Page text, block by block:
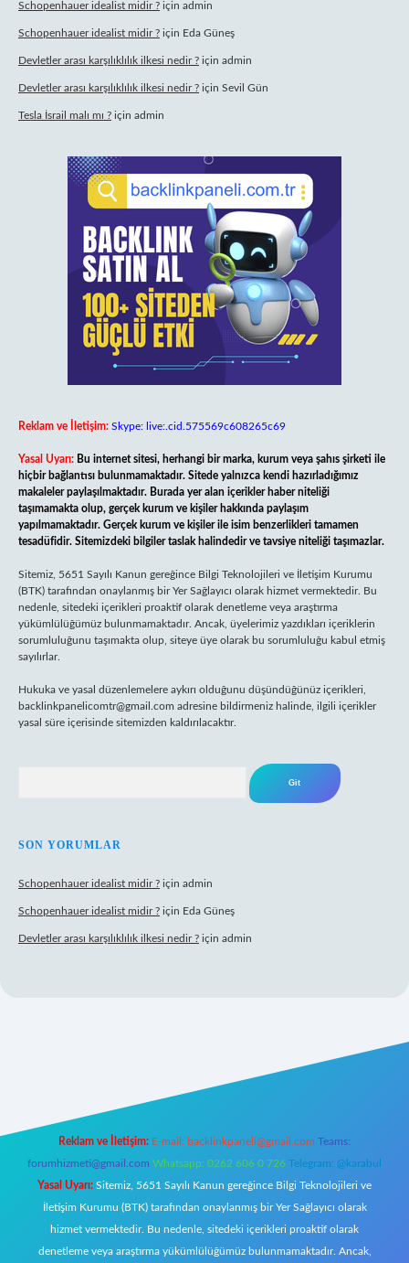
Schopenhauer idealist midir ? için admin
Schopenhauer idealist midir ? için Eda Güneş
Devletler arası karşılıklılık ilkesi nedir ? için admin
Devletler arası karşılıklılık ilkesi nedir ? için Sevil Gün
Tesla İsrail malı mı ? için admin
Reklam ve İletişim: Skype: live:.cid.575569c608265c69
Yasal Uyarı: Bu internet sitesi, herhangi bir marka, kurum veya şahıs şirketi ile
hiçbir bağlantısı bulunmamaktadır. Sitede yalnızca kendi hazırladığımız
makaleler paylaşılmaktadır. Burada yer alan içerikler haber niteliği
taşımamakta olup, gerçek kurum ve kişiler hakkında paylaşım
yapılmamaktadır. Gerçek kurum ve kişiler ile isim benzerlikleri tamamen
tesadüfidir. Sitemizdeki bilgiler taslak halindedir ve tavsiye niteliği taşımazlar.
Sitemiz, 5651 Sayılı Kanun gereğince Bilgi Teknolojileri ve İletişim Kurumu
(BTK) tarafından onaylanmış bir Yer Sağlayıcı olarak hizmet vermektedir. Bu
nedenle, sitedeki içerikleri proaktif olarak denetleme veya araştırma
yükümlülüğümüz bulunmamaktadır. Ancak, üyelerimiz yazdıkları içeriklerin
sorumluluğunu taşımakta olup, siteye üye olarak bu sorumluluğu kabul etmiş
sayılırlar.
Hukuka ve yasal düzenlemelere aykırı olduğunu düşündüğünüz içerikleri,
backlinkpanelicomtr@gmail.com adresine bildirmeniz halinde, ilgili içerikler
yasal süre içerisinde sitemizden kaldırılacaktır.
SON YORUMLAR
Schopenhauer idealist midir ? için admin
Schopenhauer idealist midir ? için Eda Güneş
Devletler arası karşılıklılık ilkesi nedir ? için admin
Reklam ve İletişim: E-mail: backlinkpaneli@gmail.com Teams:
forumhizmeti@gmail.com Whatsapp: 0262 606 0 726 Telegram: @karabul
Yasal Uyarı: Sitemiz, 5651 Sayılı Kanun gereğince Bilgi Teknolojileri ve
İletişim Kurumu (BTK) tarafından onaylanmış bir Yer Sağlayıcı olarak
hizmet vermektedir. Bu nedenle, sitedeki içerikleri proaktif olarak
denetleme veya araştırma yükümlülüğümüz bulunmamaktadır. Ancak,